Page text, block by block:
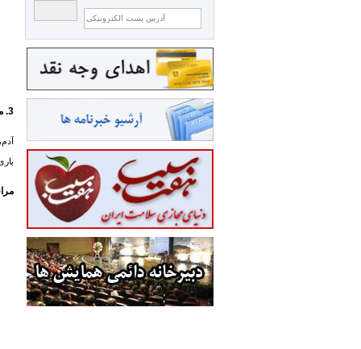
3. مراقب بیمار به چه روش‌هایی مي‌تواند از نظر عاطفي به بیمار آرامش دهد؟